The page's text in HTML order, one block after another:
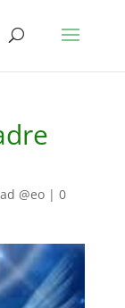
@eo| 0